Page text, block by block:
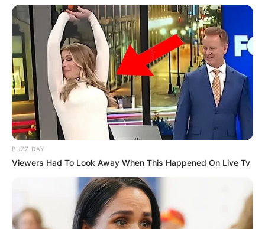
Stock Struck
7.8 /10 (1 Votes)
BUZZ DAY
Viewers Had To Look Away When This Happened On Live Tv